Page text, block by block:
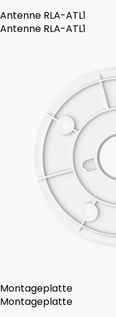
Antenne RLA-ATL1
Antenne RLA-ATL1
Montageplatte
Montageplatte